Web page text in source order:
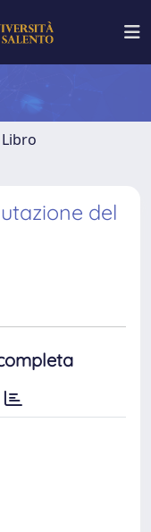
del